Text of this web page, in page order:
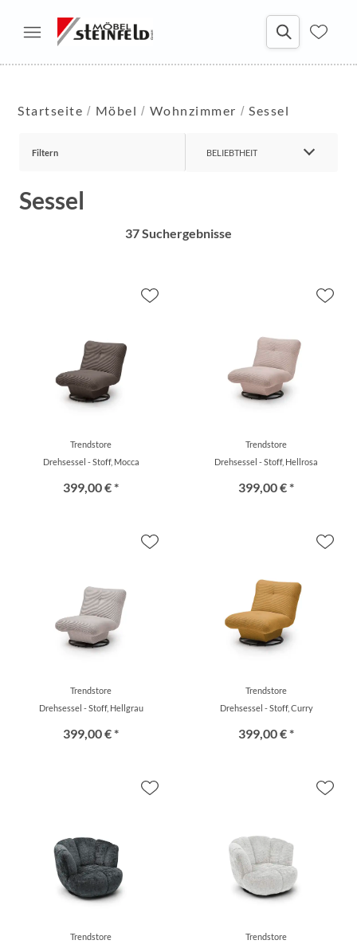
Startseite Möbel Wohnzimmer Sessel
Filtern BELIEBTHEIT
Sessel
37 Suchergebnisse
Trendstore
Drehsessel - Stoff, Mocca
399,00 € *
Trendstore
Drehsessel - Stoff, Hellrosa
399,00 € *
Trendstore
Drehsessel - Stoff, Hellgrau
399,00 € *
Trendstore
Drehsessel - Stoff, Curry
399,00 € *
Trendstore
Trendstore